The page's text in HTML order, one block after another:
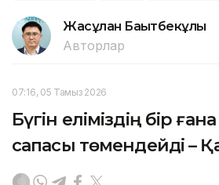
Жасұлан Бақытбекұлы
Авторлар
07:16, 05 Тамыз 2026
Бүгін еліміздің бір
сапасы төмендейді –